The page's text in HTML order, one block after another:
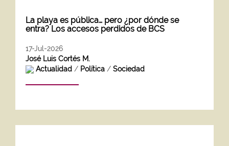
La playa es pública… pero ¿por dónde se
entra? Los accesos perdidos de BCS
17-Jul-2026
José Luis Cortés M.
Actualidad / Política / Sociedad